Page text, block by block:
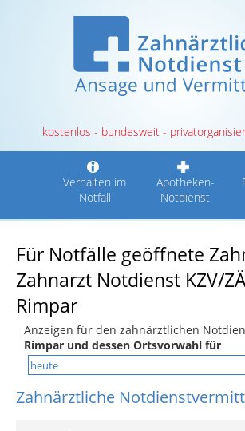
kostenlos - bundesweit -
Verhalten im
Notfall
Apotheken-
Notdienst
Für Notfälle geöffnete
Zahnarzt Notdienst KZV/
Rimpar
Anzeigen für den zahnärztlichen
Rimpar und dessen Ortsvorwahl für
Zahnärztliche